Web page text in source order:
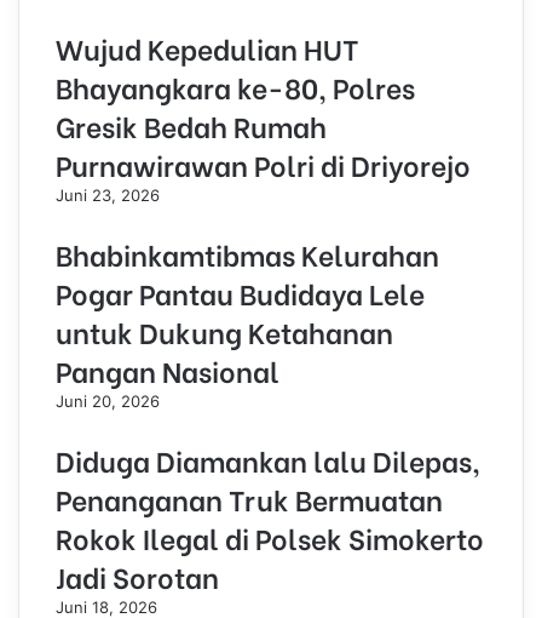
Wujud Kepedulian HUT
Bhayangkara ke-80, Polres
Gresik Bedah Rumah
Purnawirawan Polri di Driyorejo
Juni 23, 2026
Bhabinkamtibmas Kelurahan
Pogar Pantau Budidaya Lele
untuk Dukung Ketahanan
Pangan Nasional
Juni 20, 2026
Diduga Diamankan lalu Dilepas,
Penanganan Truk Bermuatan
Rokok Ilegal di Polsek Simokerto
Jadi Sorotan
Juni 18, 2026